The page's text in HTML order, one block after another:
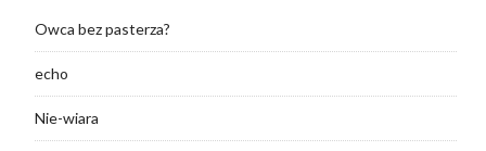
Owca bez pasterza?
echo
Nie-wiara